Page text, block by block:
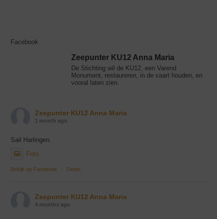
Facebook
Zeepunter KU12 Anna Maria
De Stichting wil de KU12, een Varend
Monument, restaureren, in de vaart houden, en
vooral laten zien.
Zeepunter KU12 Anna Maria
1 month ago
Sail Harlingen.
Foto
Bekijk op Facebook · Delen
Zeepunter KU12 Anna Maria
4 months ago